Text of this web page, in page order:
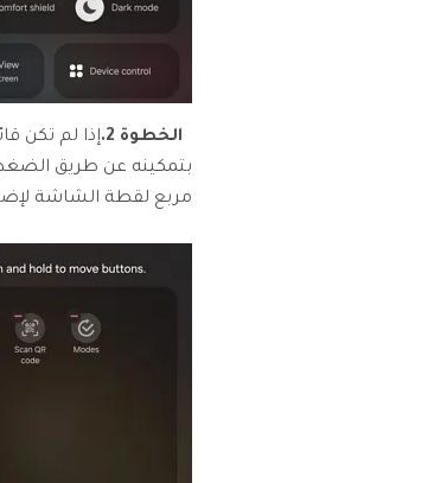
الخطوة 2.
إذا لم تكن
بتمكينه عن طريق
مربع لقطة الشاشة